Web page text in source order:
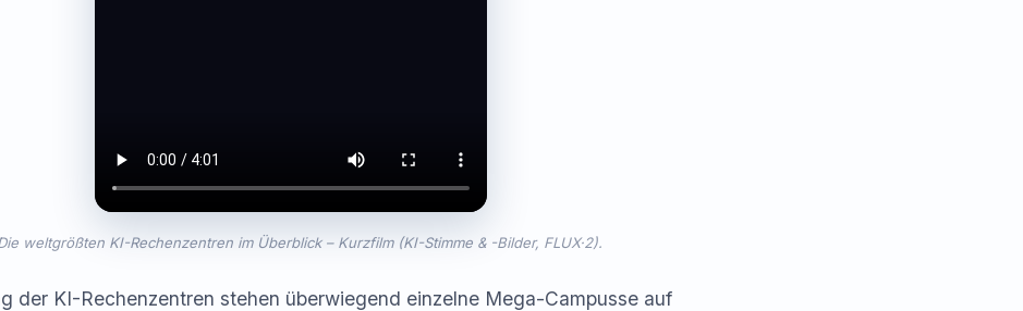
weltgrößten KI-Rechenzentren im Überblick – Kurzfilm (KI-Stimme & -Bilder, FLUX·2).
der KI-Rechenzentren stehen überwiegend einzelne Mega-Campusse auf